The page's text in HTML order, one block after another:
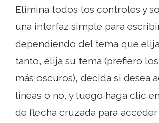
Elimina todos los controles y
una interfaz simple para
dependiendo del tema que
tanto, elija su tema (prefiero
más oscuros), decida si desea
líneas o no, y luego haga clic
de flecha cruzada para acceder